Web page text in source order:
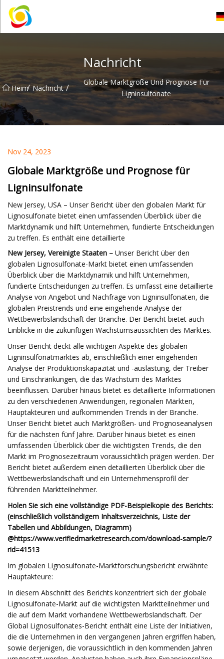
Nachricht
Heim/ Nachricht /
Globale Marktgröße Und Prognose Für
Ligninsulfonate
Nov 24, 2023
Globale Marktgröße und Prognose für
Ligninsulfonate
New Jersey, USA – Unser Bericht über den globalen Markt für
Lignosulfonate bietet einen umfassenden Überblick über die
Marktdynamik und hilft Unternehmen, fundierte Entscheidungen
zu treffen. Es enthält eine detaillierte
New Jersey, Vereinigte Staaten – Unser Bericht über den
globalen Lignosulfonate-Markt bietet einen umfassenden
Überblick über die Marktdynamik und hilft Unternehmen,
fundierte Entscheidungen zu treffen. Es umfasst eine detaillierte
Analyse von Angebot und Nachfrage von Ligninsulfonaten, die
globalen Preistrends und eine eingehende Analyse der
Wettbewerbslandschaft der Branche. Der Bericht bietet auch
Einblicke in die zukünftigen Wachstumsaussichten des Marktes.
Unser Bericht deckt alle wichtigen Aspekte des globalen
Ligninsulfonatmarktes ab, einschließlich einer eingehenden
Analyse der Produktionskapazität und -auslastung, der Treiber
und Einschränkungen, die das Wachstum des Marktes
beeinflussen. Darüber hinaus bietet es detaillierte Informationen
zu den verschiedenen Anwendungen, regionalen Märkten,
Hauptakteuren und aufkommenden Trends in der Branche.
Unser Bericht bietet auch Marktgrößen- und Prognoseanalysen
für die nächsten fünf Jahre. Darüber hinaus bietet es einen
umfassenden Überblick über die wichtigsten Trends, die den
Markt im Prognosezeitraum voraussichtlich prägen werden. Der
Bericht bietet außerdem einen detaillierten Überblick über die
Wettbewerbslandschaft und ein Unternehmensprofil der
führenden Marktteilnehmer.
Holen Sie sich eine vollständige PDF-Beispielkopie des Berichts:
(einschließlich vollständigem Inhaltsverzeichnis, Liste der
Tabellen und Abbildungen, Diagramm)
@https://www.verifiedmarketresearch.com/download-sample/?
rid=41513
Im globalen Lignosulfonate-Marktforschungsbericht erwähnte
Hauptakteure:
In diesem Abschnitt des Berichts konzentriert sich der globale
Lignosulfonate-Markt auf die wichtigsten Marktteilnehmer und
die auf dem Markt vorhandene Wettbewerbslandschaft. Der
Global Lignosulfonates-Bericht enthält eine Liste der Initiativen,
die die Unternehmen in den vergangenen Jahren ergriffen haben,
sowie derjenigen, die voraussichtlich in den kommenden Jahren